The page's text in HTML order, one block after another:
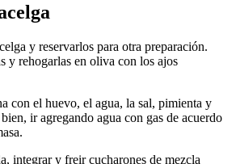
y reservarlos para otra preparación.
y rehogarlas en oliva con los ajos
con el huevo, el agua, la sal, pimienta y
ir agregando agua con gas de acuerdo
integrar y freir cucharones de mezcla